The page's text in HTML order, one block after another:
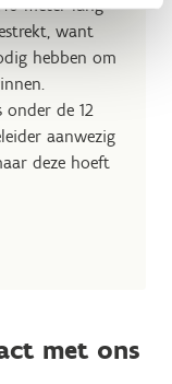
meter lang
want
hebben om
onder de 12
aanwezig
deze hoeft
met ons